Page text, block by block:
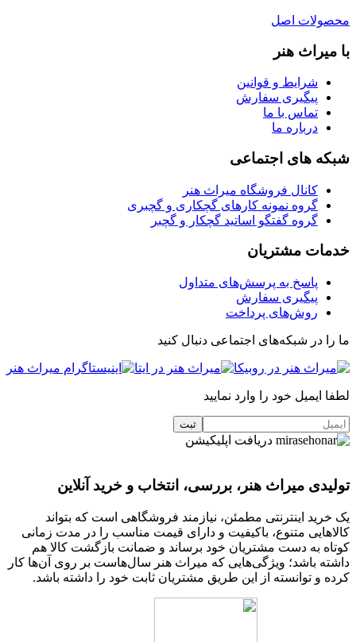
محصولات اصل
با میراث هنر
شرایط و قوانین
پیگیری سفارش
تماس با ما
درباره ما
شبکه های اجتماعی
کانال فروشگاه میراث هنر
گروه نمونه کارهای گچکاری و گچبری
گروه گفتگو اساتید گچکار و گچبر
خدمات مشتریان
پاسخ به پرسش‌های متداول
پیگیری سفارش
روش‌های پرداخت
ما را در شبکه‌های اجتماعی دنبال کنید
لطفا ایمیل خود را وارد نمایید
دریافت اپلیکیشن
تولیدی میراث هنر، بررسی، انتخاب و خرید آنلاین
یک خرید اینترنتی مطمئن، نیازمند فروشگاهی است که بتواند
کالاهایی متنوع، باکیفیت و دارای قیمت مناسب را در مدت زمانی
کوتاه به دست مشتریان خود برساند و ضمانت بازگشت کالا هم
داشته باشد؛ ویژگی‌هایی که میراث هنر سال‌هاست بر روی آن‌ها کار
کرده و توانسته از این طریق مشتریان ثابت خود را داشته باشد.